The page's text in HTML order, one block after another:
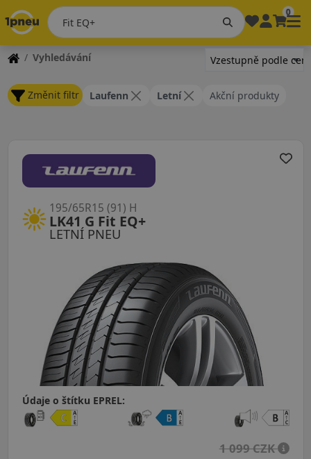
0
Vyhledávání
Změnit filtr Laufenn Letní Akční produkty
LETNÍ PNEU
LK41 G Fit EQ+
195/65R15 (91) H
Údaje o štítku EPREL:
1 099 CZK